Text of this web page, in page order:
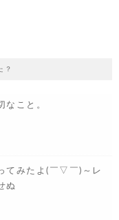
？
なこと。
てみたよ(￣▽￣)～レ
ぬ